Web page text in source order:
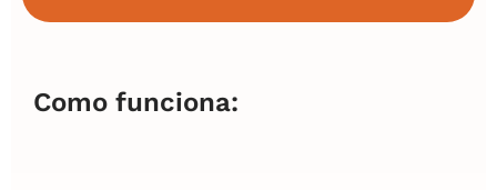
Como funciona: